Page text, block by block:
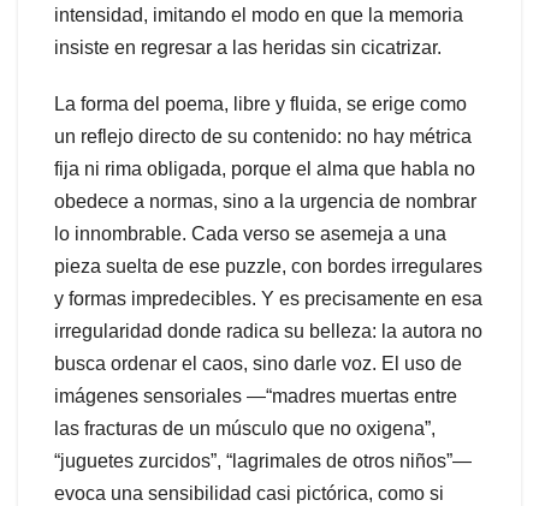
intensidad, imitando el modo en que la memoria
insiste en regresar a las heridas sin cicatrizar.
La forma del poema, libre y fluida, se erige como
un reflejo directo de su contenido: no hay métrica
fija ni rima obligada, porque el alma que habla no
obedece a normas, sino a la urgencia de nombrar
lo innombrable. Cada verso se asemeja a una
pieza suelta de ese puzzle, con bordes irregulares
y formas impredecibles. Y es precisamente en esa
irregularidad donde radica su belleza: la autora no
busca ordenar el caos, sino darle voz. El uso de
imágenes sensoriales —“madres muertas entre
las fracturas de un músculo que no oxigena”,
“juguetes zurcidos”, “lagrimales de otros niños”—
evoca una sensibilidad casi pictórica, como si